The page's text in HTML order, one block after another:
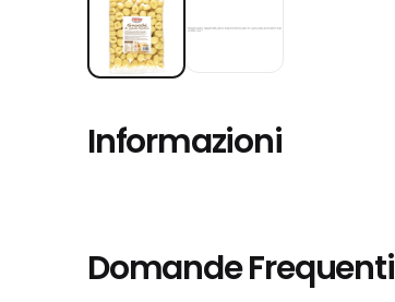
Informazioni
Domande Frequenti